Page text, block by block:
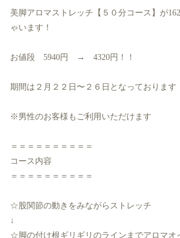
美脚アロマストレッチ【５０分コース】 が
ゃいます！
お値段 5940円 → 4320円！！
期間は２月２２日〜２６日となっております
※男性のお客様もご利用いただけます
＝＝＝＝＝＝＝＝＝＝
コース内容
＝＝＝＝＝＝＝＝＝＝
☆股関節の動きをみながらストレッチ
↓
☆脚の付け根ギリギリのラインまでアロマオ